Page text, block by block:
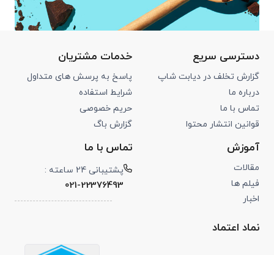
دسترسی سریع
گزارش تخلف در دیابت شاپ
درباره ما
تماس با ما
قوانین انتشار محتوا
خدمات مشتریان
پاسخ به پرسش های متداول
شرایط استفاده
حریم خصوصی
گزارش باگ
آموزش
مقالات
فیلم ها
اخبار
تماس با ما
پشتیبانی 24 ساعته :
021-22376493
نماد اعتماد